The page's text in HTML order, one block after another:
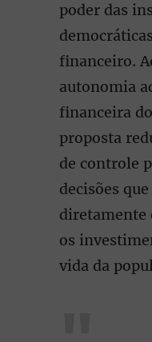
poder das
financeiro.
autonomia
financeira
proposta
de controle
decisões
diretamente
os
vida da